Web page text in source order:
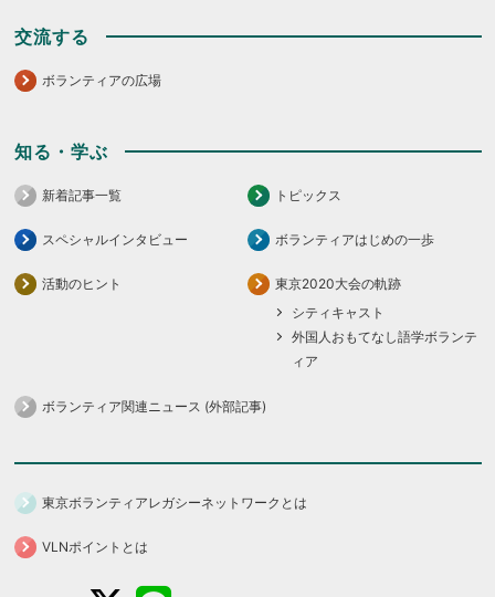
交流する
ボランティアの広場
知る・学ぶ
新着記事一覧 トピックス
スペシャルインタビュー ボランティアはじめの一歩
活動のヒント
東京2020大会の軌跡
シティキャスト
外国人おもてなし語学ボランテ
ィア
ボランティア関連ニュース (外部記事)
東京ボランティアレガシーネットワークとは
VLNポイントとは